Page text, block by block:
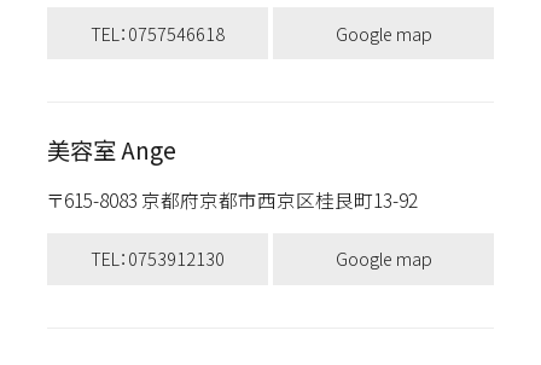
TEL：0757546618 Google map
美容室 Ange
〒615-8083 京都府京都市西京区桂艮町13-92
TEL：0753912130 Google map